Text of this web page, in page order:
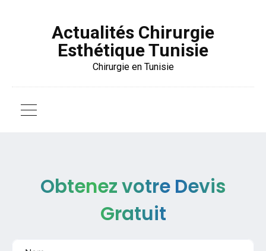
Actualités Chirurgie
Esthétique Tunisie
Chirurgie en Tunisie
Obtenez votre Devis
Gratuit